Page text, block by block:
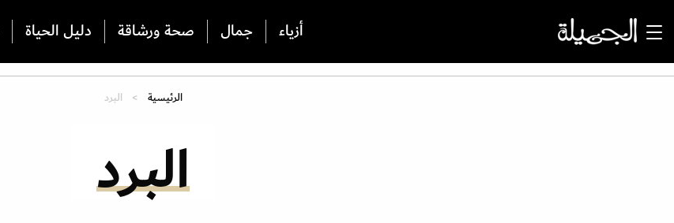
أزياء جمال صحة ورشاقة دليل الحياة
الرئيسية البرد
البرد